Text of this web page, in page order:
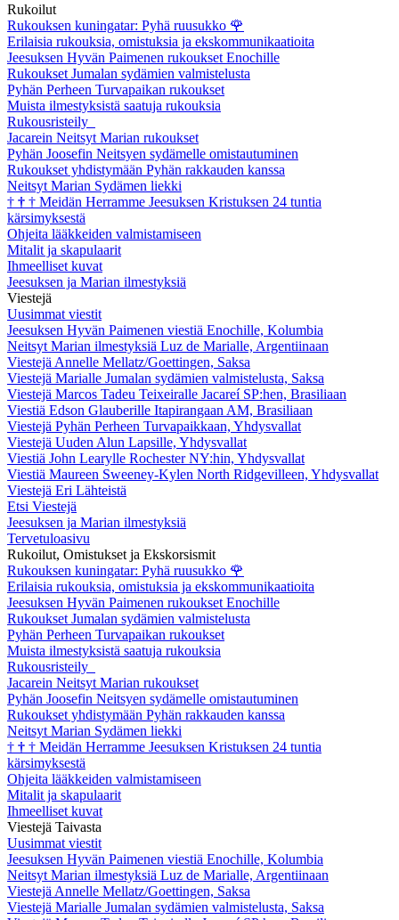
Rukoilut
Rukouksen kuningatar: Pyhä ruusukko 🌹
Erilaisia rukouksia, omistuksia ja ekskommunikaatioita
Jeesuksen Hyvän Paimenen rukoukset Enochille
Rukoukset Jumalan sydämien valmistelusta
Pyhän Perheen Turvapaikan rukoukset
Muista ilmestyksistä saatuja rukouksia
Rukousristeily
Jacarein Neitsyt Marian rukoukset
Pyhän Joosefin Neitsyen sydämelle omistautuminen
Rukoukset yhdistymään Pyhän rakkauden kanssa
Neitsyt Marian Sydämen liekki
† † † Meidän Herramme Jeesuksen Kristuksen 24 tuntia
kärsimyksestä
Ohjeita lääkkeiden valmistamiseen
Mitalit ja skapulaarit
Ihmeelliset kuvat
Jeesuksen ja Marian ilmestyksiä
Viestejä
Uusimmat viestit
Jeesuksen Hyvän Paimenen viestiä Enochille, Kolumbia
Neitsyt Marian ilmestyksiä Luz de Marialle, Argentiinaan
Viestejä Annelle Mellatz/Goettingen, Saksa
Viestejä Marialle Jumalan sydämien valmistelusta, Saksa
Viestejä Marcos Tadeu Teixeiralle Jacareí SP:hen, Brasiliaan
Viestiä Edson Glauberille Itapirangaan AM, Brasiliaan
Viestejä Pyhän Perheen Turvapaikkaan, Yhdysvallat
Viestejä Uuden Alun Lapsille, Yhdysvallat
Viestiä John Learylle Rochester NY:hin, Yhdysvallat
Viestiä Maureen Sweeney-Kylen North Ridgevilleen, Yhdysvallat
Viestejä Eri Lähteistä
Etsi Viestejä
Jeesuksen ja Marian ilmestyksiä
Tervetuloasivu
Rukoilut, Omistukset ja Ekskorsismit
Rukouksen kuningatar: Pyhä ruusukko 🌹
Erilaisia rukouksia, omistuksia ja ekskommunikaatioita
Jeesuksen Hyvän Paimenen rukoukset Enochille
Rukoukset Jumalan sydämien valmistelusta
Pyhän Perheen Turvapaikan rukoukset
Muista ilmestyksistä saatuja rukouksia
Rukousristeily
Jacarein Neitsyt Marian rukoukset
Pyhän Joosefin Neitsyen sydämelle omistautuminen
Rukoukset yhdistymään Pyhän rakkauden kanssa
Neitsyt Marian Sydämen liekki
† † † Meidän Herramme Jeesuksen Kristuksen 24 tuntia
kärsimyksestä
Ohjeita lääkkeiden valmistamiseen
Mitalit ja skapulaarit
Ihmeelliset kuvat
Viestejä Taivasta
Uusimmat viestit
Jeesuksen Hyvän Paimenen viestiä Enochille, Kolumbia
Neitsyt Marian ilmestyksiä Luz de Marialle, Argentiinaan
Viestejä Annelle Mellatz/Goettingen, Saksa
Viestejä Marialle Jumalan sydämien valmistelusta, Saksa